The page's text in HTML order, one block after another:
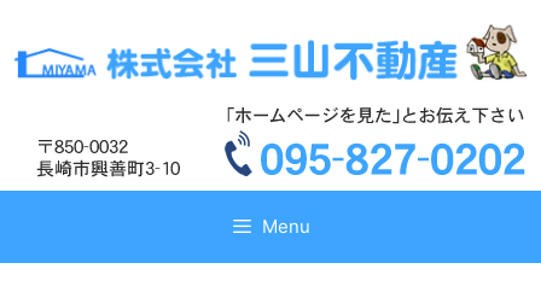
テ
ス
テ
ス
Menu